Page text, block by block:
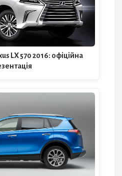
LX 570 2016: офіційна